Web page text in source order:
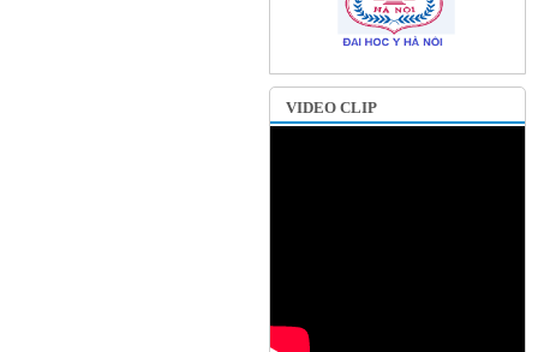
VIDEO CLIP